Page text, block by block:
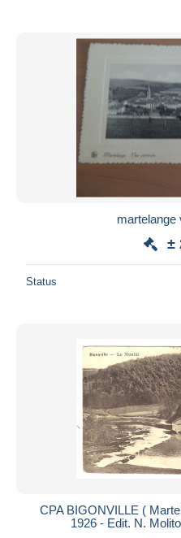
martelange
±
Status
CPA BIGONVILLE (
1926 - Edit. N.